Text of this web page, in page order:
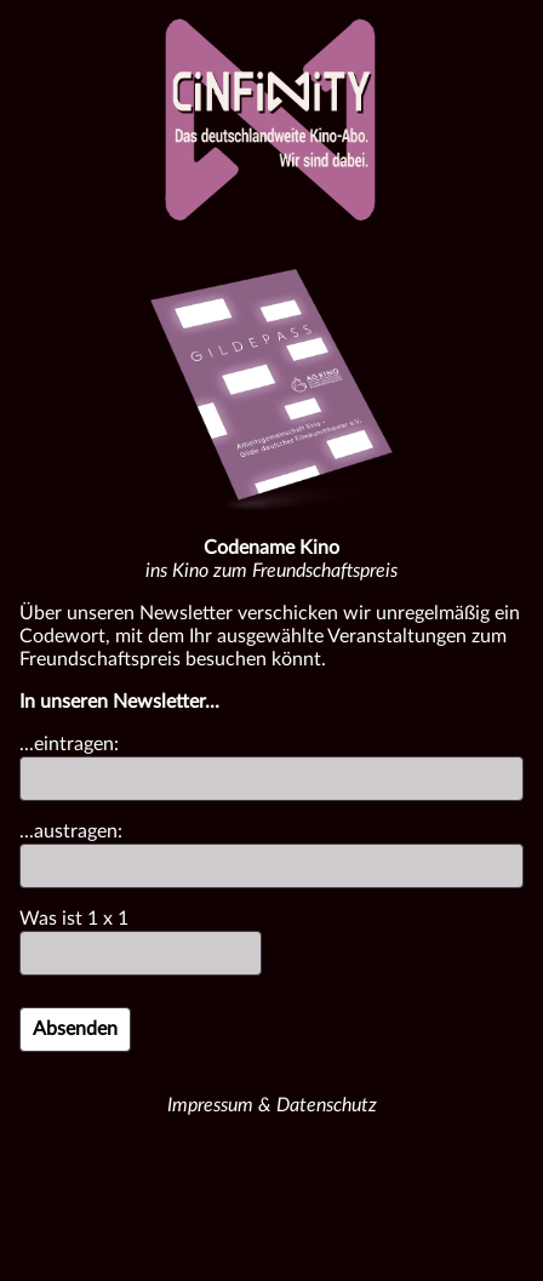
Codename Kino
ins Kino zum Freundschaftspreis
Über unseren Newsletter verschicken wir unregelmäßig ein
Codewort, mit dem Ihr ausgewählte Veranstaltungen zum
Freundschaftspreis besuchen könnt.
In unseren Newsletter...
...eintragen:
...austragen:
Was ist 1 x 1
Impressum & Datenschutz